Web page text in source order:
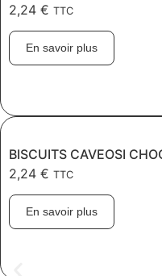
2,24 € TTC
En savoir plus
BISCUITS CAVEOSI
2,24 € TTC
En savoir plus